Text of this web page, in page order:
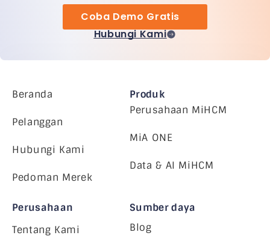
Coba Demo Gratis
Hubungi Kami
Beranda
Pelanggan
Hubungi Kami
Pedoman Merek
Produk
Perusahaan MiHCM
MiA ONE
Data & AI MiHCM
Perusahaan
Tentang Kami
Sumber daya
Blog